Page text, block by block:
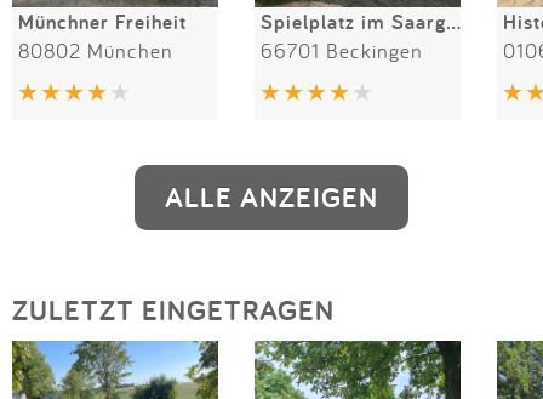
Münchner Freiheit
80802 München
Spielplatz im Saargarten
66701 Beckingen
ALLE ANZEIGEN
ZULETZT EINGETRAGEN